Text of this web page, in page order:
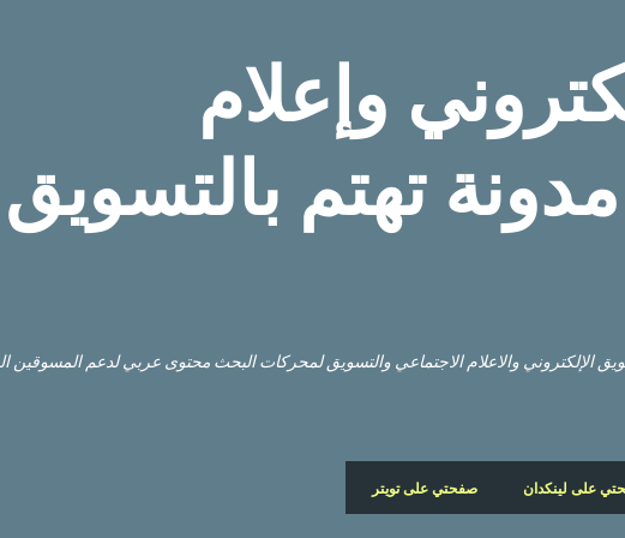
وإعلام
تهتم بالتسويق
الإلكتروني والاعلام الاجتماعي والتسويق لمحركات البحث محتوى عربي لدعم المسوقين
على لينكدان صفحتي على تويتر